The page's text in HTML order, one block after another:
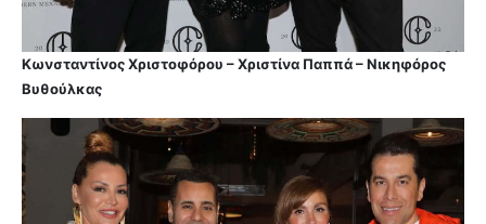
Κωνσταντίνος Χριστοφόρου – Χριστίνα Παππά – Νικηφόρος
Βυθούλκας